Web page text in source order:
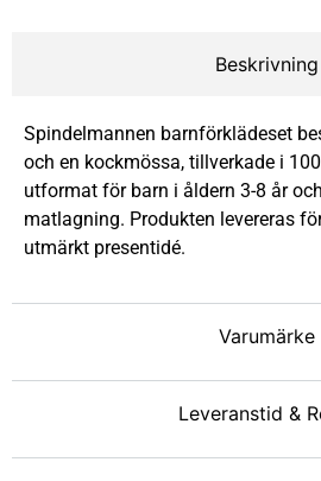
Beskrivning
Varumärke
Leveranstid &
Spindelmannen barnförklädeset
och en kockmössa, tillverkade i
utformat för barn i åldern 3-8 år
matlagning. Produkten levereras
utmärkt presentidé.